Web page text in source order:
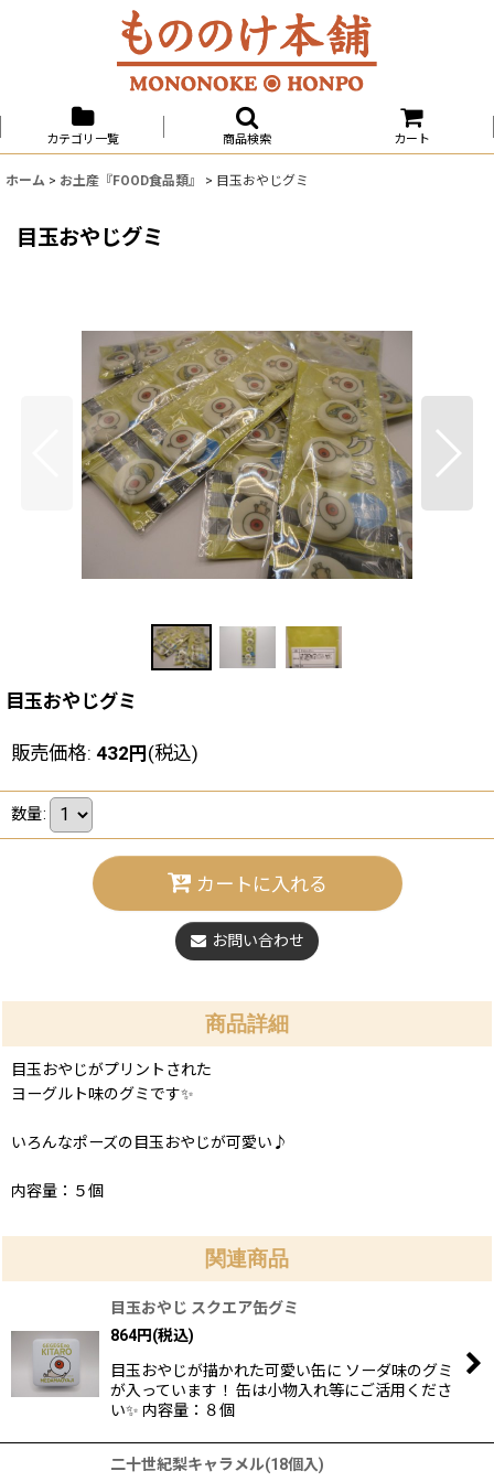
カテゴリ一覧 商品検索 カート
ホーム > お土産『FOOD食品類』 > 目玉おやじグミ
目玉おやじグミ
目玉おやじグミ
販売価格: 432円(税込)
数量:
カートに入れる
お問い合わせ
商品詳細
目玉おやじがプリントされた
ヨーグルト味のグミです✨
いろんなポーズの目玉おやじが可愛い♪
内容量：５個
関連商品
目玉おやじ スクエア缶グミ
864円(税込)
目玉おやじが描かれた可愛い缶に ソーダ味のグミ
が入っています！ 缶は小物入れ等にご活用くださ
い✨ 内容量：８個
二十世紀梨キャラメル(18個入)